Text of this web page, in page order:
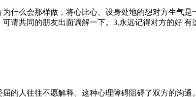
什么会那样做，将心比心、设身处地的想对方生气
请共同的朋友出面调解一下。3.永远记得对方的好
的人往往不愿解释。这种心理障碍阻碍了双方的沟